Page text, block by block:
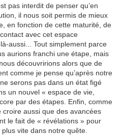
pas interdit de penser qu’en
il nous soit permis de mieux
en fonction de cette maturité, de
avec cet espace
aussi... Tout simplement parce
aurions franchi une étape, mais
découvririons alors que de
comme je pense qu’après notre
serons pas dans un état figé
un nouvel « espace de vie,
par des étapes. Enfin, comme
croire aussi que des avancées
le fait de « révélations » pour
vite dans notre quête.